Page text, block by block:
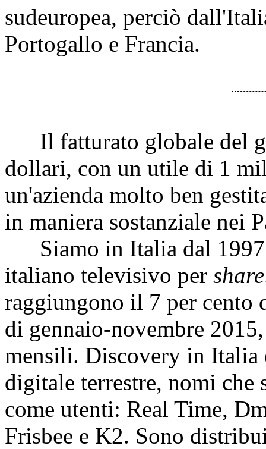
sudeuropea, perciò
Portogallo e Francia.
Il fatturato globale del
dollari, con un utile di 1
un'azienda molto ben
in maniera sostanziale nei
Siamo in Italia dal 1997
italiano televisivo per share
raggiungono il 7 per cento
di gennaio-novembre
mensili. Discovery in Italia
digitale terrestre, nomi che
come utenti: Real Time,
Frisbee e K2. Sono